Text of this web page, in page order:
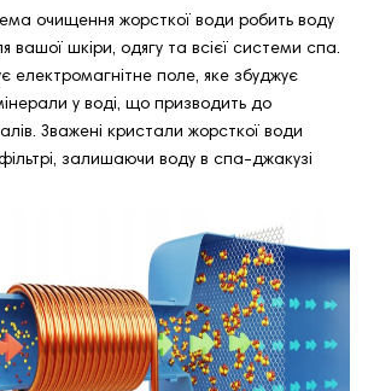
очищення жорсткої води робить воду
вашої шкіри, одягу та всієї системи спа.
електромагнітне поле, яке збуджує
у воді, що призводить до
Зважені кристали жорсткої води
залишаючи воду в спа-джакузі